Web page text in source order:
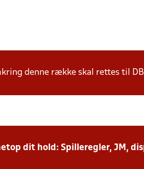
denne række skal rettes til
dit hold: Spilleregler, JM,